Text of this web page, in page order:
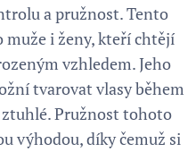
a pružnost. Tento
muže i ženy, kteří chtějí
vzhledem. Jeho
tvarovat vlasy během
Pružnost tohoto
výhodou, díky čemuž si